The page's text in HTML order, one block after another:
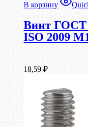
В корзину
Винт ГОСТ
ISO 2009
18,59 ₽